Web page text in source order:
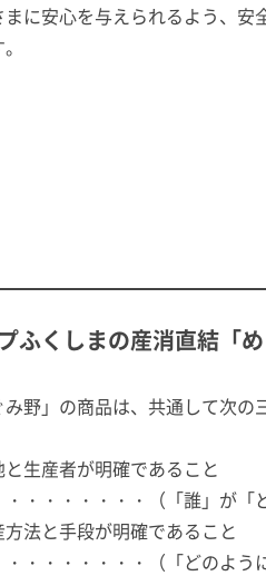
まに安心を与えられるよう、
ふくしまの産消直結「
み野」の商品は、共通して次の
生産者が明確であること
・・・・・・・・（「誰」が「
法と手段が明確であること
・・・・・・・・（「どのよう